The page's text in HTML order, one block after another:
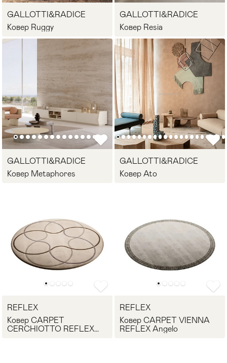
GALLOTTI&RADICE
Ковер Ruggy
GALLOTTI&RADICE
Ковер Resia
GALLOTTI&RADICE
Ковер Metaphores
GALLOTTI&RADICE
Ковер Ato
REFLEX
Ковер CARPET
CERCHIOTTO REFLEX
REFLEX
Ковер CARPET VIENNA
REFLEX Angelo